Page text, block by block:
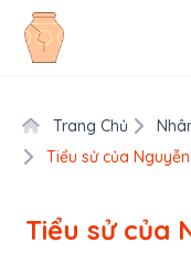
Trang Chủ
Tiểu sử của Nguyễn
Tiểu sử của